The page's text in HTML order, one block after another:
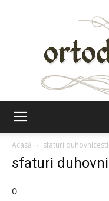
Acasă
sfaturi duhovnicesti
sfaturi
0